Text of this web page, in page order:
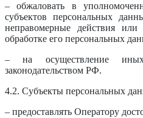
– обжаловать в
субъектов персональных
неправомерные действия или
обработке его персональных
– на осуществление
законодательством РФ.
4.2. Субъекты персональных
– предоставлять Оператору